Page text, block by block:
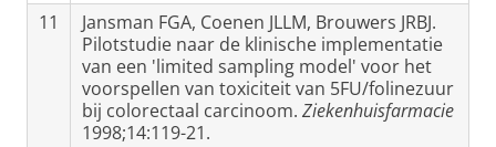
11
Jansman FGA, Coenen JLLM, Brouwers JRBJ.
Pilotstudie naar de klinische implementatie
van een 'limited sampling model' voor het
voorspellen van toxiciteit van 5FU/folinezuur
bij colorectaal carcinoom. Ziekenhuisfarmacie
1998;14:119-21.